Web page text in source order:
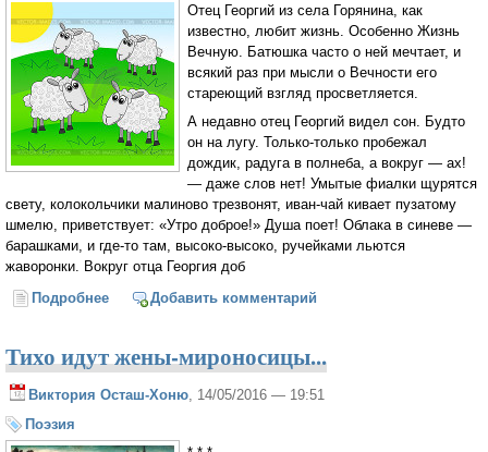
Отец Георгий из села Горянина, как
известно, любит жизнь. Особенно Жизнь
Вечную. Батюшка часто о ней мечтает, и
всякий раз при мысли о Вечности его
стареющий взгляд просветляется.
А недавно отец Георгий видел сон. Будто
он на лугу. Только-только пробежал
дождик, радуга в полнеба, а вокруг — ах!
— даже слов нет! Умытые фиалки щурятся
свету, колокольчики малиново трезвонят, иван-чай кивает пузатому
шмелю, приветствует: «Утро доброе!» Душа поет! Облака в синеве —
барашками, и где-то там, высоко-высоко, ручейками льются
жаворонки. Вокруг отца Георгия доб
Подробнее о Пастораль
Добавить комментарий
Тихо идут жены-мироносицы...
Виктория Осташ-Хоню , 14/05/2016 — 19:51
Поэзия